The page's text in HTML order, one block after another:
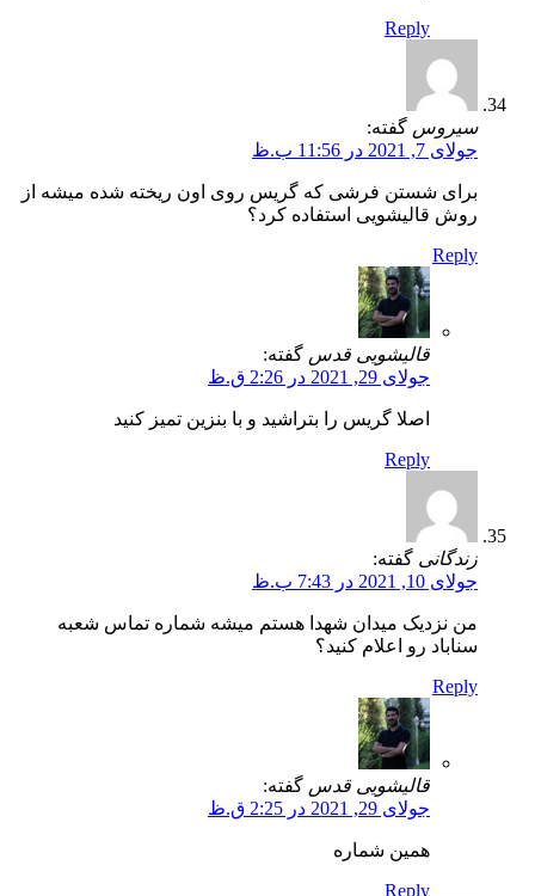
Reply
سیروس گفته:
جولای 7, 2021 در 11:56 ب.ظ
برای شستن فرشی که گریس روی اون ریخته شده میشه از
روش قالیشویی استفاده کرد؟
Reply
قالیشویی قدس گفته:
جولای 29, 2021 در 2:26 ق.ظ
اصلا گریس را بتراشید و با بنزین تمیز کنید
Reply
زندگانی گفته:
جولای 10, 2021 در 7:43 ب.ظ
من نزدیک میدان شهدا هستم میشه شماره تماس شعبه
سناباد رو اعلام کنید؟
Reply
قالیشویی قدس گفته:
جولای 29, 2021 در 2:25 ق.ظ
همین شماره
Reply